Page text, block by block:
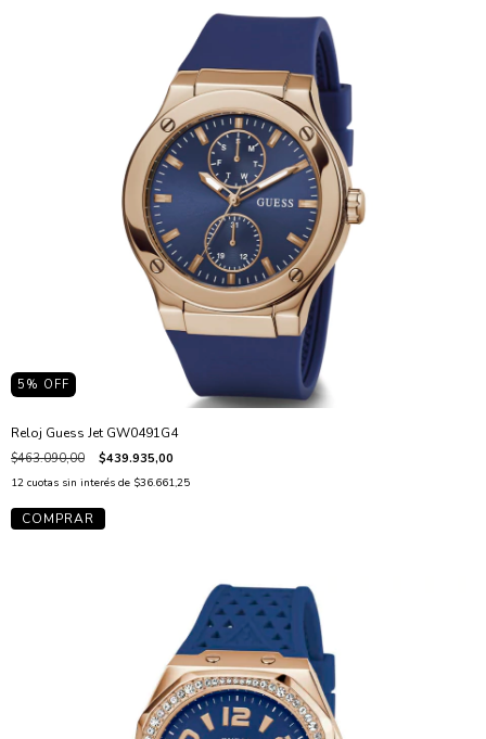
5 % OFF
Reloj Guess Jet GW0491G4
$463.090,00 $439.935,00
12 cuotas sin interés de $36.661,25